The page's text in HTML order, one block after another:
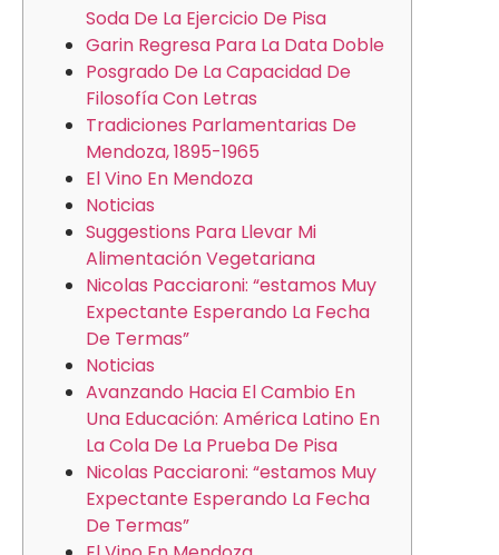
Soda De La Ejercicio De Pisa
Garin Regresa Para La Data Doble
Posgrado De La Capacidad De
Filosofía Con Letras
Tradiciones Parlamentarias De
Mendoza, 1895-1965
El Vino En Mendoza
Noticias
Suggestions Para Llevar Mi
Alimentación Vegetariana
Nicolas Pacciaroni: “estamos Muy
Expectante Esperando La Fecha
De Termas”
Noticias
Avanzando Hacia El Cambio En
Una Educación: América Latino En
La Cola De La Prueba De Pisa
Nicolas Pacciaroni: “estamos Muy
Expectante Esperando La Fecha
De Termas”